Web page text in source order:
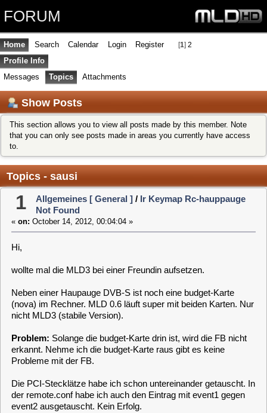
FORUM
Home Search
Profile Info
Messages
Topics
Show Posts
This section allows you to view all posts made by this member. Note
that you can only see posts made in areas you currently have access
to.
Topics - sausi
1 Allgemeines [ General ]/Ir Keymap Rc-hauppauge
Not Found
«on:October 14, 2012, 00:04:04 »
Hi,
wollte mal die MLD3 bei einer Freundin aufsetzen.
Neben einer Haupauge DVB-S ist noch eine budget-Karte
(nova) im Rechner. MLD 0.6 läuft super mit beiden Karten. Nur
erkannt. Nehme ich die budget-Karte raus gibt es keine
Probleme mit der FB.
Die PCI-Stecklätze habe ich schon untereinander getauscht. In
event2 ausgetauscht. Kein Erfolg.
Quote
'budget_ci dvb'
Oct 13 21:08:19 (none) user.info kernel: saa7146: found saa7146 @
mem e0edac00 (revision 1, irq 16) (0x13c2,0x100f)
Oct 13 21:08:19 (none) user.warn kernel: saa7146 (0): dma buffer